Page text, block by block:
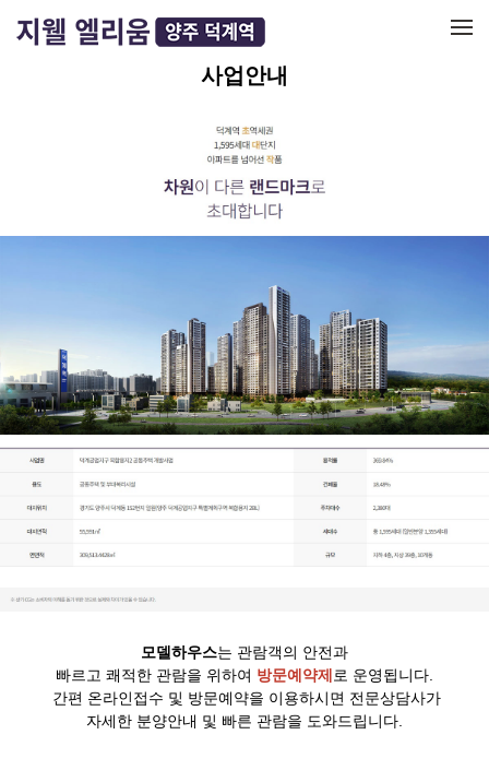
메뉴 건너뛰기
사업안내
모델하우스는 관람객의 안전과
빠르고 쾌적한 관람을 위하여 방문예약제 로 운영됩니다.
간편 온라인접수 및 방문예약을 이용하시면 전문상담사가
자세한 분양안내 및 빠른 관람을 도와드립니다.